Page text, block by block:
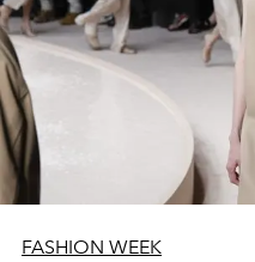
FASHION WEEK